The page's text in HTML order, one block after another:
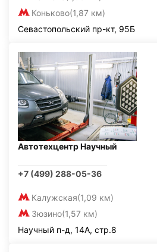
Коньково(1,87 км)
Севастопольский пр-кт, 95Б
Автотехцентр Научный
+7 (499) 288-05-36
Калужская(1,09 км)
Зюзино(1,57 км)
Научный п-д, 14А, стр.8